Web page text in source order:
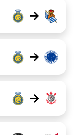
→
→
→